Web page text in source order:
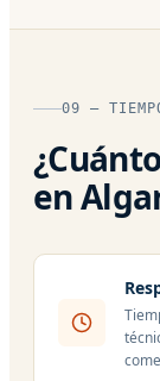
09 —
en